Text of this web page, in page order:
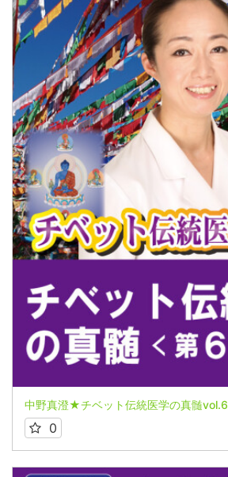
中野真澄★チベット伝統医学の真髄vol.6
0